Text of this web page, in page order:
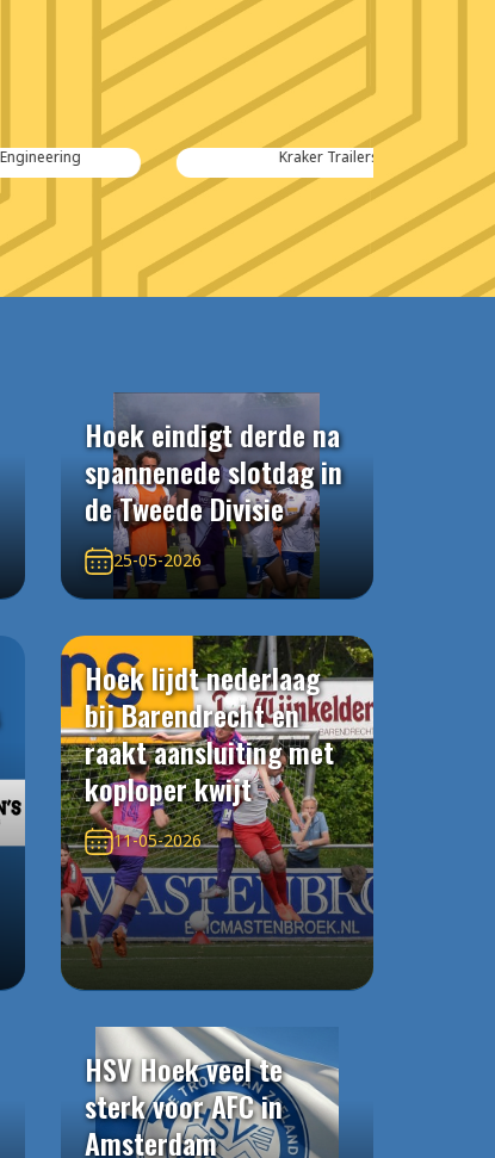
Kraker Trailers
Hoek eindigt derde na
spannenede slotdag in
de Tweede Divisie
25-05-2026
Hoek lijdt nederlaag
bij Barendrecht en
raakt aansluiting met
koploper kwijt
11-05-2026
HSV Hoek veel te
sterk voor AFC in
Amsterdam